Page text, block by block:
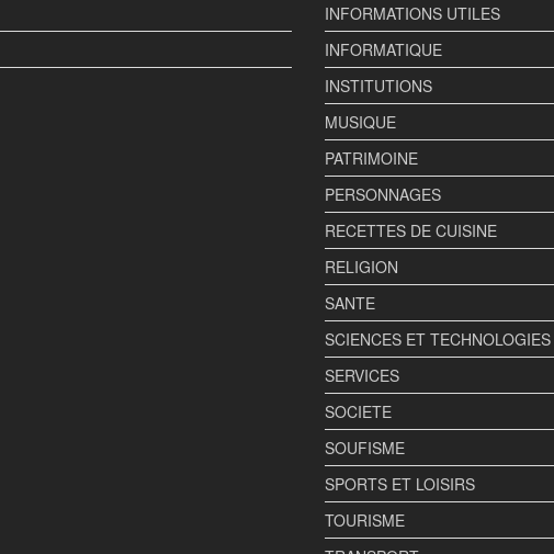
INFORMATIONS UTILES
INFORMATIQUE
INSTITUTIONS
MUSIQUE
PATRIMOINE
PERSONNAGES
RECETTES DE CUISINE
RELIGION
SANTE
SCIENCES ET TECHNOLOGIES
SERVICES
SOCIETE
SOUFISME
SPORTS ET LOISIRS
TOURISME